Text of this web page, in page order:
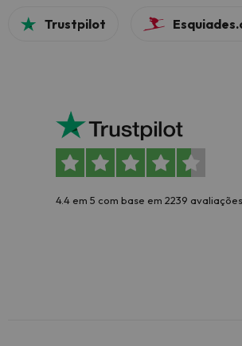
Trustpilot
4.4 em 5 com base em 2239 avaliações